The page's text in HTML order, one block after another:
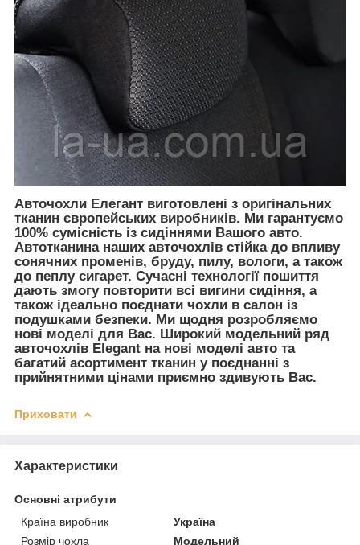
Авточохли Елегант виготовлені з оригінальних
тканин європейських виробників. Ми гарантуємо
100% сумісність із сидіннями Вашого авто.
Автотканина наших авточохлів стійка до впливу
сонячних променів, бруду, пилу, вологи, а також
до пеплу сигарет. Сучасні технології пошиття
дають змогу повторити всі вигини сидіння, а
також ідеально поєднати чохли в салон із
подушками безпеки. Ми щодня розробляємо
нові моделі для Вас. Широкий модельний ряд
авточохлів Elegant на нові моделі авто та
багатий асортимент тканин у поєднанні з
прийнятними цінами приємно здивують Вас.
Приховати
Характеристики
Основні атрибути
Країна виробник
Україна
Розмір чохла
Модельний